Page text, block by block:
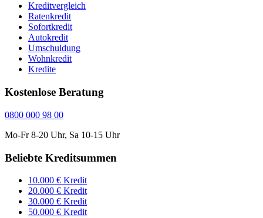
Kreditvergleich
Ratenkredit
Sofortkredit
Autokredit
Umschuldung
Wohnkredit
Kredite
Kostenlose Beratung
0800 000 98 00
Mo-Fr 8-20 Uhr, Sa 10-15 Uhr
Beliebte Kreditsummen
10.000 € Kredit
20.000 € Kredit
30.000 € Kredit
50.000 € Kredit